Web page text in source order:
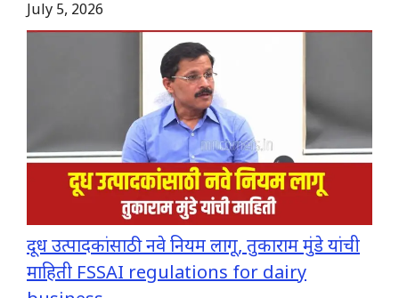
July 5, 2026
दूध उत्पादकांसाठी नवे नियम लागू, तुकाराम मुंडे यांची
माहिती FSSAI regulations for dairy